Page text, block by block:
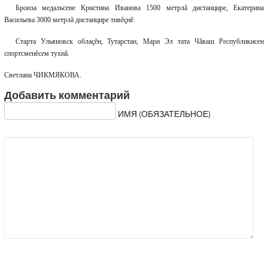
Бронза медальсене Кристина Иванова 1500 метрлă дистанцире, Екатерина
Васильева 3000 метрлă дистанцире тивĕçнĕ.
Старта Ульяновск облаçĕн, Тутарстан, Мари Эл тата Чăваш Республикисен
спортсменĕсем тухнă.
Светлана ЧИКМЯКОВА.
Добавить комментарий
ИМЯ (ОБЯЗАТЕЛЬНОЕ)